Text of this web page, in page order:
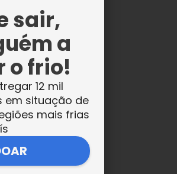
sair,
a
o frio!
12 mil
em situação de
mais frias